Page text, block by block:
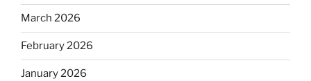
March 2026
February 2026
January 2026